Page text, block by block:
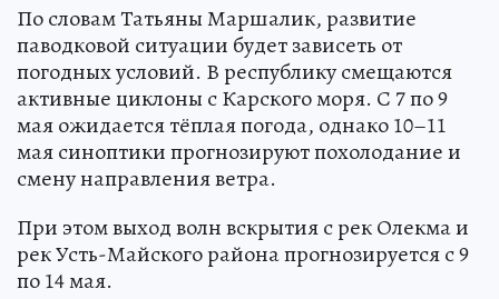
По словам Татьяны Маршалик, развитие
паводковой ситуации будет зависеть от
погодных условий. В республику смещаются
активные циклоны с Карского моря. С 7 по 9
мая ожидается тёплая погода, однако 10–11
мая синоптики прогнозируют похолодание и
смену направления ветра.
При этом выход волн вскрытия с рек Олекма и
рек Усть-Майского района прогнозируется с 9
по 14 мая.